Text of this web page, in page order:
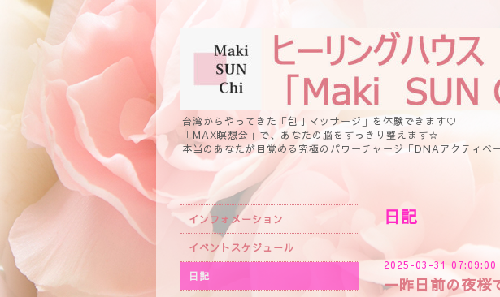
台湾からやってきた「包丁マッサージ」を体験できます♡
「MAX瞑想会」で、あなたの脳をすっきり整えます☆
本当のあなたが目覚める究極のパワーチャージ「DNAアクティベ
日記
2025-03-31 07:09:00
一昨日前の夜桜
インフォメーション
イベントスケジュール
日記